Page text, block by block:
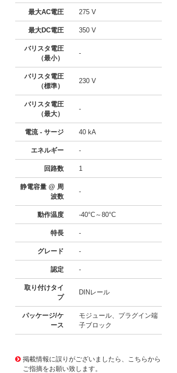
最大AC電圧 275 V
最大DC電圧 350 V
バリスタ電圧
（最小）
-
バリスタ電圧
（標準）
230 V
バリスタ電圧
（最大）
-
電流 - サージ 40 kA
エネルギー -
回路数 1
静電容量 @ 周
波数
-
動作温度 -40°C～80°C
特長 -
グレード -
認定 -
取り付けタイ
プ
DINレール
パッケージ/ケ
ース
モジュール、プラグイン端
子ブロック
掲載情報に誤りがございましたら、こちらから
ご指摘をお願い致します。